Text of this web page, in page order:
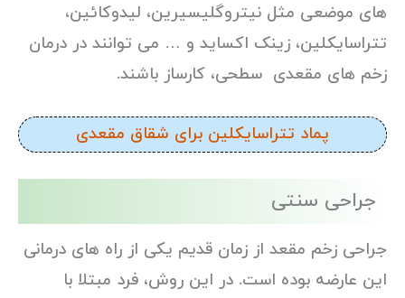
های موضعی مثل نیتروگلیسیرین، لیدوکائین،
تتراسایکلین، زینک اکساید و … می توانند در درمان
زخم های مقعدی سطحی، کارساز باشند.
پماد تتراسایکلین برای شقاق مقعدی
جراحی سنتی
جراحی زخم مقعد از زمان قدیم یکی از راه های درمانی
این عارضه بوده است. در این روش، فرد مبتلا با